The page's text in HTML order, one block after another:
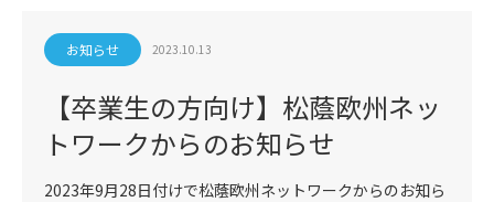
お知らせ 2023.10.13
【卒業生の方向け】松蔭欧州ネッ
トワークからのお知らせ
2023年9月28日付けで松蔭欧州ネットワークからのお知ら